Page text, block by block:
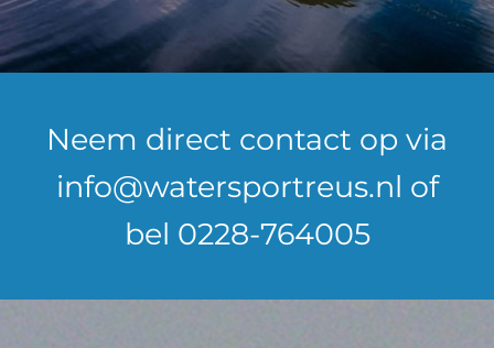
Neem direct contact op via
info@watersportreus.nl of
bel 0228-764005